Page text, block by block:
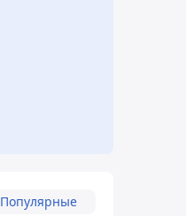
Популярные